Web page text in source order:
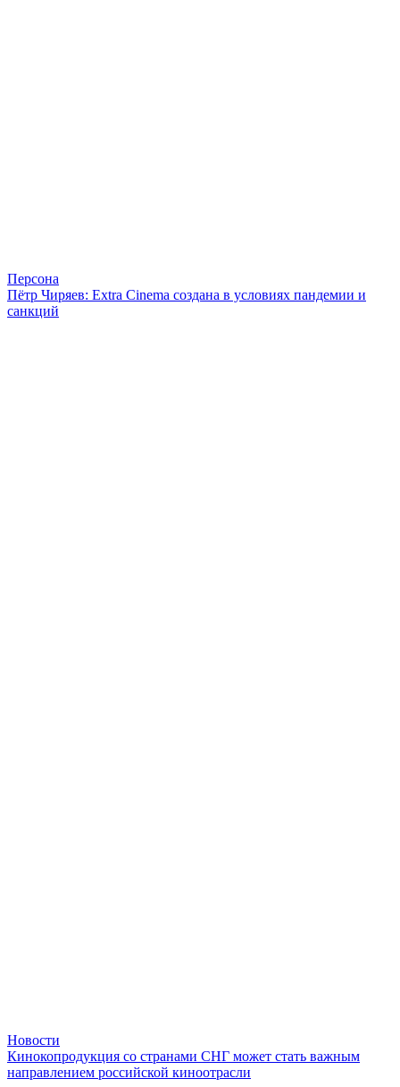
Персона
Пётр Чиряев: Extra Cinema создана в условиях пандемии и
санкций
Новости
Кинокопродукция со странами СНГ может стать важным
направлением российской киноотрасли